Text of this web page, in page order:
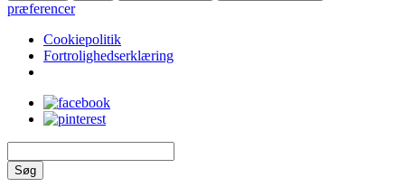
præferencer
Cookiepolitik
Fortrolighedserklæring
Søg